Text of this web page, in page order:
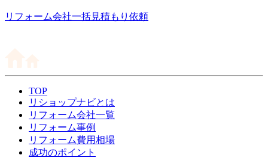
リフォーム会社一括見積もり依頼
TOP
リショップナビとは
リフォーム会社一覧
リフォーム事例
リフォーム費用相場
成功のポイント